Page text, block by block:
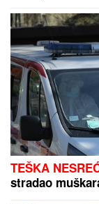
TEŠKA
stradao